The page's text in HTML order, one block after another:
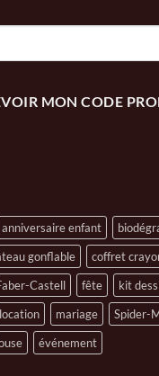
MON CODE
anniversaire enfant
gonflable coffret
Castell fête kit
location mariage Spider-
événement